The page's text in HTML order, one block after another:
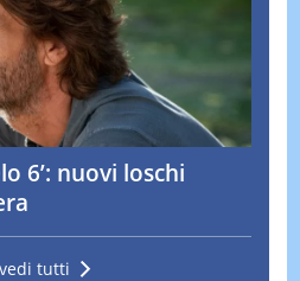
6’: nuovi loschi
vedi tutti